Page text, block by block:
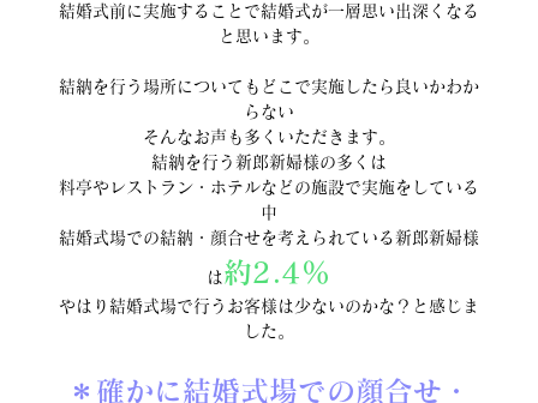
結婚式前に実施することで結婚式が一層思い出深くなる
と思います。
結納を行う場所についてもどこで実施したら良いかわか
らない
そんなお声も多くいただきます。
結納を行う新郎新婦様の多くは
料亭やレストラン・ホテルなどの施設で実施をしている
中
結婚式場での結納・顔合せを考えられている新郎新婦様
は 約2.4％
やはり結婚式場で行うお客様は少ないのかな？と感じま
した。
＊確かに結婚式場での顔合せ・